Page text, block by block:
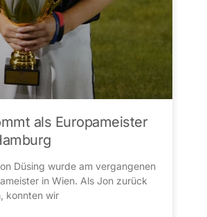
als Europameister
Düsing wurde am vergangenen
in Wien. Als Jon zurück
konnten wir